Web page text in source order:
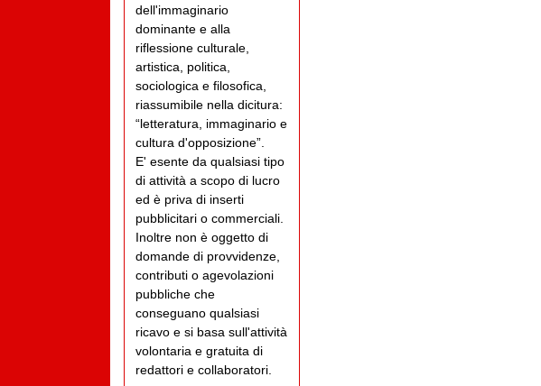
dell'immaginario
dominante e alla
riflessione culturale,
artistica, politica,
sociologica e filosofica,
riassumibile nella dicitura:
“letteratura, immaginario e
cultura d'opposizione”.
E' esente da qualsiasi tipo
di attività a scopo di lucro
ed è priva di inserti
pubblicitari o commerciali.
Inoltre non è oggetto di
domande di provvidenze,
contributi o agevolazioni
pubbliche che
conseguano qualsiasi
ricavo e si basa sull'attività
volontaria e gratuita di
redattori e collaboratori.